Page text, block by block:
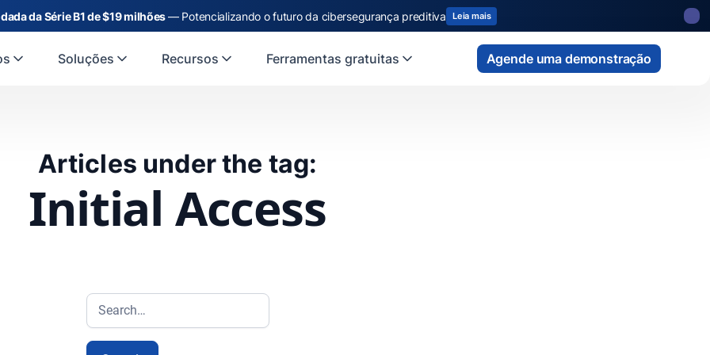
da Série B1 de $19 milhões— Potencializando o futuro da cibersegurança preditiva Leia mais
Soluções Recursos Ferramentas gratuitas Agende uma demonstração
Articles under the tag:
Initial Access